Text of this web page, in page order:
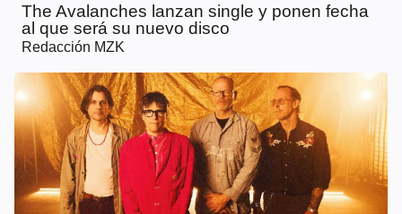
The Avalanches lanzan single y ponen fecha
al que será su nuevo disco
Redacción MZK